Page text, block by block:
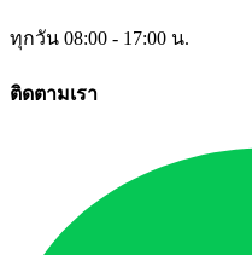
ทุกวัน 08:00 - 17:00 น.
ติดตามเรา